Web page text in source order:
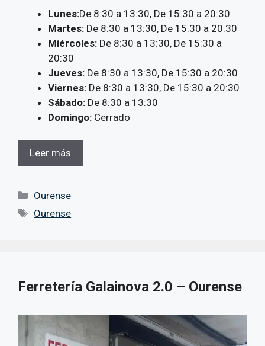
Lunes:De 8:30 a 13:30, De 15:30 a 20:30
Martes: De 8:30 a 13:30, De 15:30 a 20:30
Miércoles: De 8:30 a 13:30, De 15:30 a
20:30
Jueves: De 8:30 a 13:30, De 15:30 a 20:30
Viernes: De 8:30 a 13:30, De 15:30 a 20:30
Sábado: De 8:30 a 13:30
Domingo: Cerrado
Leer más
Categorías
Ourense
Etiquetas
Ourense
Ferretería Galainova 2.0 – Ourense